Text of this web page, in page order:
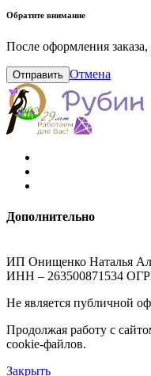
Обратите внимание
После оформления
Отправить Отмена
Дополнительно
ИП Онищенко Наталья
ИНН – 263500871534
Не является публичной
Продолжая работу с
cookie-файлов.
Закрыть